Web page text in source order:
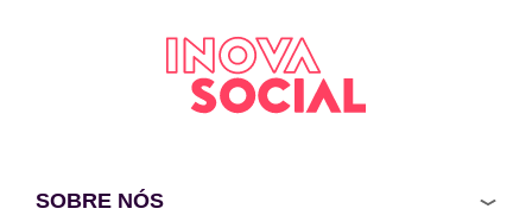
SOBRE NÓS